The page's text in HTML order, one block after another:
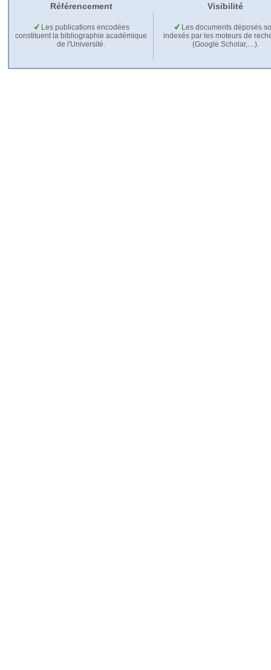
Référencement Visibilité
Les publications encodées
constituent la bibliographie académique
de l'Université.
Les documents déposés
indexés par les moteurs de
(Google Scholar,…).